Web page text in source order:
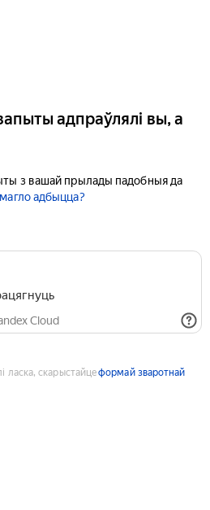
адпраўлялі вы, а
з вашай прылады падобныя да
адбыцца?
Cloud
ласка, скарыстайцеформай зваротнай